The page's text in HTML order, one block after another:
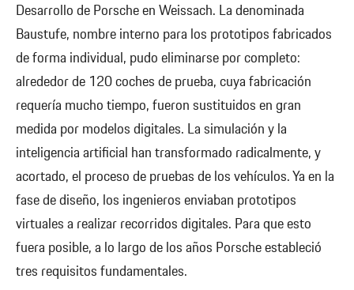
Desarrollo de Porsche en Weissach. La denominada
Baustufe, nombre interno para los prototipos fabricados
de forma individual, pudo eliminarse por completo:
alrededor de 120 coches de prueba, cuya fabricación
requería mucho tiempo, fueron sustituidos en gran
medida por modelos digitales. La simulación y la
inteligencia artificial han transformado radicalmente, y
acortado, el proceso de pruebas de los vehículos. Ya en la
fase de diseño, los ingenieros enviaban prototipos
virtuales a realizar recorridos digitales. Para que esto
fuera posible, a lo largo de los años Porsche estableció
tres requisitos fundamentales.